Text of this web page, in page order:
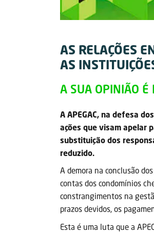
AS RELAÇÕES
AS
A SUA OPINIÃO É
A APEGAC, na defesa
ações que visam apelar
substituição dos
reduzido.
A demora na conclusão
contas dos condomínios
constrangimentos na
prazos devidos, os
Esta é uma luta que a